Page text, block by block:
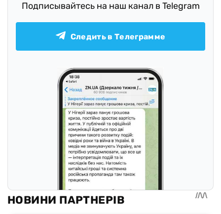
Подписывайтесь на наш канал в Telegram
Следить в Телеграмме